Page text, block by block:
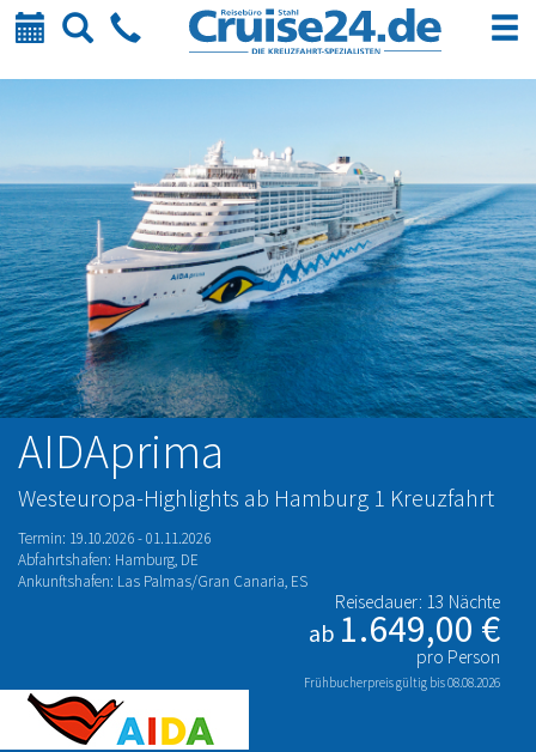
Kalender
SucheTelefon
AIDAprima
Westeuropa-Highlights ab Hamburg 1 Kreuzfahrt
Termin: 19.10.2026 - 01.11.2026
Abfahrtshafen: Hamburg, DE
Ankunftshafen: Las Palmas/Gran Canaria, ES
Reisedauer: 13 Nächte
ab 1.649,00 €
pro Person
Frühbucherpreis gültig bis 08.08.2026